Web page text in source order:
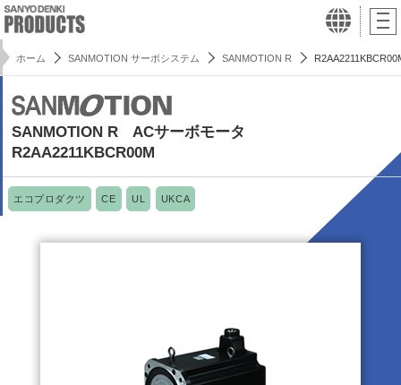
ホーム SANMOTION サーボシステム SANMOTION R
SANMOTION R ACサーボモータ
R2AA2211KBCR00M
エコプロダクツ CE UL UKCA